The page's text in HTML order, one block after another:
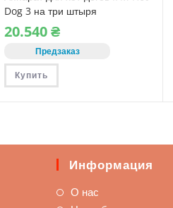
Dog 3 на три штыря
20.540₴
Предзаказ
Купить
Информация
О нас